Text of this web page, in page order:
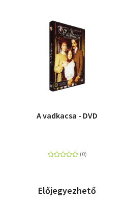
A vadkacsa - DVD
Előjegyezhető